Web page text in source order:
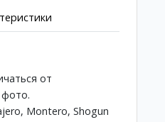
от
фото.
Montero, Shogun